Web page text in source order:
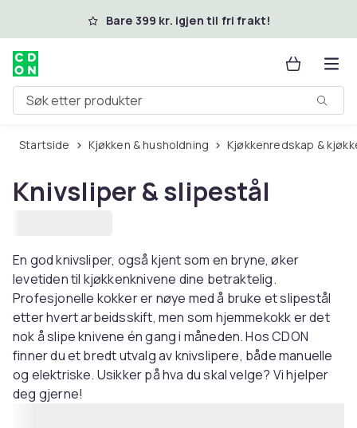
Hopp til hovedinnholdBare 399 kr. igjen til fri frakt!
Søk etter produkter
Startside Kjøkken & husholdning Kjøkkenredskap &
Knivsliper & slipestål
En god knivsliper, også kjent som en bryne, øker
levetiden til kjøkkenknivene dine betraktelig.
Profesjonelle kokker er nøye med å bruke et slipestål
etter hvert arbeidsskift, men som hjemmekokk er det
nok å slipe knivene én gang i måneden. Hos CDON
finner du et bredt utvalg av knivslipere, både manuelle
og elektriske. Usikker på hva du skal velge? Vi hjelper
deg gjerne!